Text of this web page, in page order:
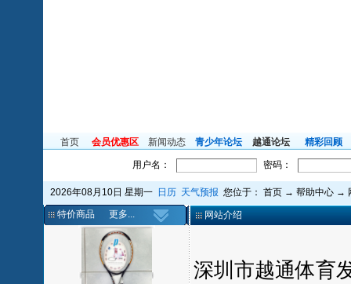
首页 会员优惠区 新闻动态 青少年论坛 越通论坛 精彩回顾
用户名： 密码：
2026年08月10日 星期一 日历 天气预报 您位于： 首页 → 帮助中心 →
特价商品
更多... 网站介绍
深圳市越通体育